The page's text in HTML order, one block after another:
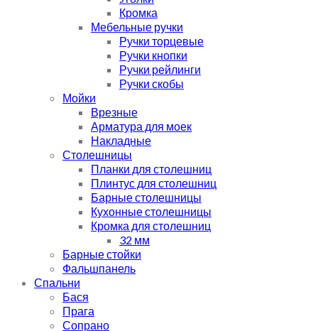
Кромка
Мебельные ручки
Ручки торцевые
Ручки кнопки
Ручки рейлинги
Ручки скобы
Мойки
Врезные
Арматура для моек
Накладные
Столешницы
Планки для столешниц
Плинтус для столешниц
Барные столешницы
Кухонные столешницы
Кромка для столешниц
32 мм
Барные стойки
Фальшпанель
Спальни
Бася
Прага
Сопрано